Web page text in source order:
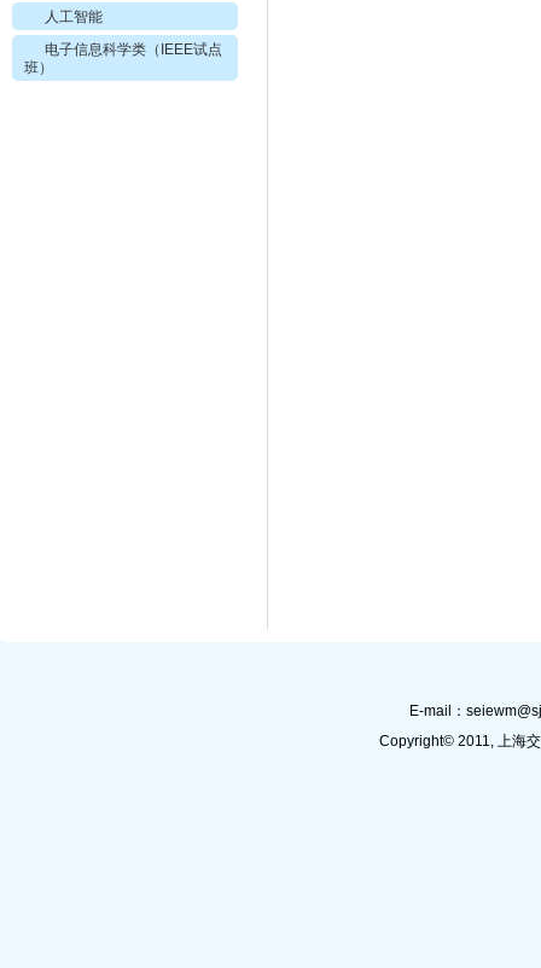
人工智能
电子信息科学类（IEEE试点
班）
E-mail：
Copyright© 2011, 上海